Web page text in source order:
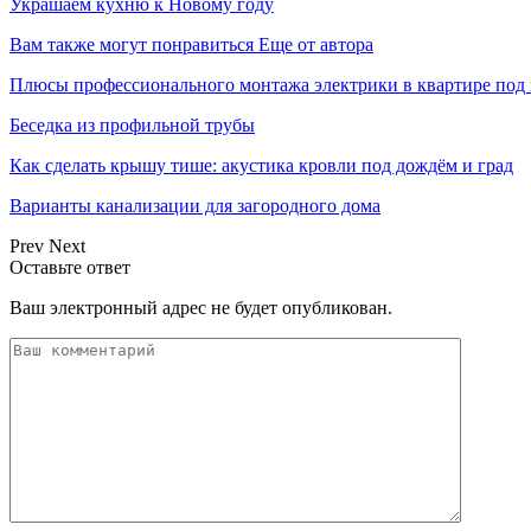
Вам также могут понравиться Еще от автора
Плюсы профессионального монтажа электрики в квартире
Беседка из профильной трубы
Как сделать крышу тише: акустика кровли под дождём и град
Варианты канализации для загородного дома
Prev Next
Оставьте ответ
Ваш электронный адрес не будет опубликован.